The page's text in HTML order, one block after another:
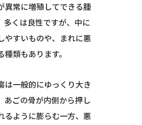
異常に増殖してできる腫
多くは良性ですが、中に
やすいものや、まれに悪
種類もあります。
は一般的にゆっくり大き
あごの骨が内側から押し
るように膨らむ一方、悪